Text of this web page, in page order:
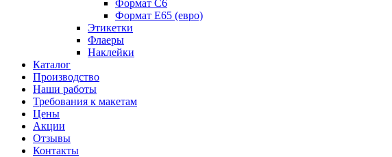
Формат С6
Формат E65 (евро)
Этикетки
Флаеры
Наклейки
Каталог
Производство
Наши работы
Требования к макетам
Цены
Акции
Отзывы
Контакты